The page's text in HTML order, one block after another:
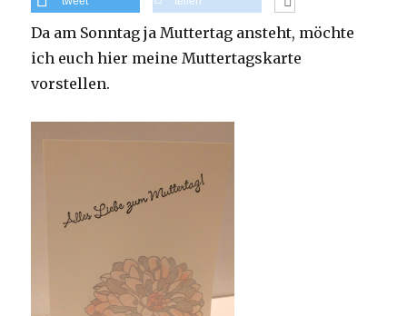
Da am Sonntag ja Muttertag ansteht, möchte
ich euch hier meine Muttertagskarte
vorstellen.